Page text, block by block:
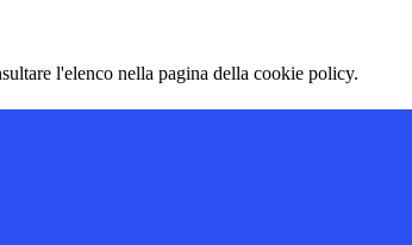
l'elenco nella pagina della cookie policy.